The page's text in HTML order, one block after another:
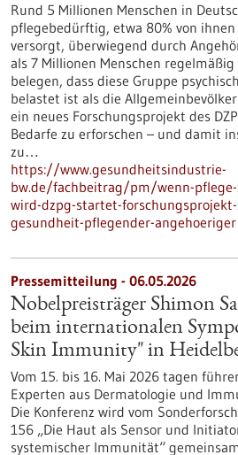
Rund 5 Millionen Menschen in
pflegebedürftig, etwa 80% von ihnen
versorgt, überwiegend durch
als 7 Millionen Menschen
belegen, dass diese Gruppe
belastet ist als die
ein neues Forschungsprojekt des
Bedarfe zu erforschen – und damit
zu…
https://www.gesundheitsindustrie-
bw.de/fachbeitrag/pm/wenn-
wird-dzpg-startet-
gesundheit-pflegender-angehoeriger
Pressemitteilung - 06.05.2026
Nobelpreisträger Shimon
beim internationalen
Skin Immunity" in
Vom 15. bis 16. Mai 2026 tagen
Experten aus Dermatologie und
Die Konferenz wird vom
156 „Die Haut als Sensor und
systemischer Immunität“